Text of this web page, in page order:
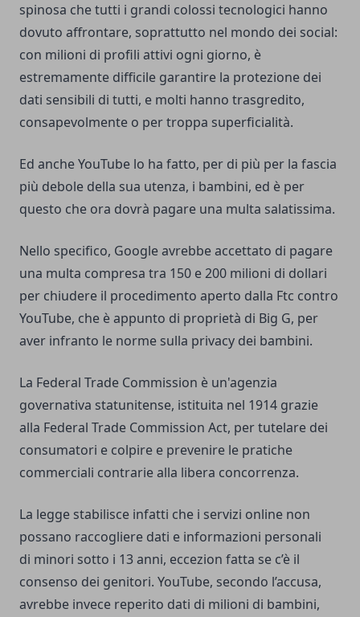
spinosa che tutti i grandi colossi tecnologici hanno
dovuto affrontare, soprattutto nel mondo dei social:
con milioni di profili attivi ogni giorno, è
estremamente difficile garantire la protezione dei
dati sensibili di tutti, e molti hanno trasgredito,
consapevolmente o per troppa superficialità.
Ed anche YouTube lo ha fatto, per di più per la fascia
più debole della sua utenza, i bambini, ed è per
questo che ora dovrà pagare una multa salatissima.
Nello specifico, Google avrebbe accettato di pagare
una multa compresa tra 150 e 200 milioni di dollari
per chiudere il procedimento aperto dalla Ftc contro
YouTube, che è appunto di proprietà di Big G, per
aver infranto le norme sulla privacy dei bambini.
La Federal Trade Commission è un'agenzia
governativa statunitense, istituita nel 1914 grazie
alla Federal Trade Commission Act, per tutelare dei
consumatori e colpire e prevenire le pratiche
commerciali contrarie alla libera concorrenza.
La legge stabilisce infatti che i servizi online non
possano raccogliere dati e informazioni personali
di minori sotto i 13 anni, eccezion fatta se c’è il
consenso dei genitori. YouTube, secondo l’accusa,
avrebbe invece reperito dati di milioni di bambini,